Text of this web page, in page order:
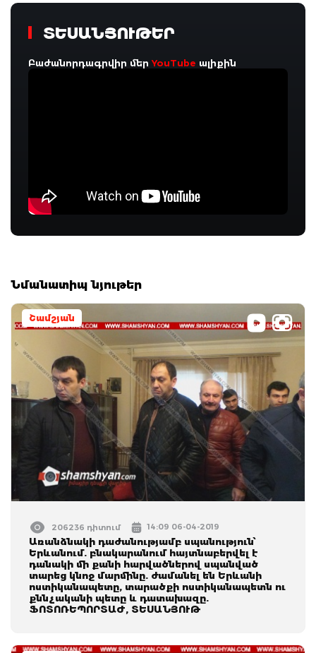
ՏԵՍԱՆՅՈՒԹԵՐ
Բաժանորդագրվիր մերYouTube ալիքին
Նմանատիպ նյութեր
Շամշյան
206236 դիտում 14:09 06-04-2019
Առանձնակի դաժանությամբ սպանություն՝
Երևանում. բնակարանում հայտնաբերվել է
դանակի մի քանի հարվածներով սպանված
տարեց կնոջ մարմինը. ժամանել են Երևանի
ոստիկանապետը, տարածքի ոստիկանապետն ու
քննչականի պետը և դատախազը.
ՖՈՏՈՌԵՊՈՐՏԱԺ, ՏԵՍԱՆՅՈՒԹ